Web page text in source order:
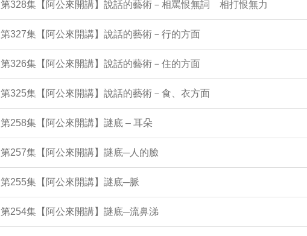
第328集【阿公來開講】說話的藝術－相罵恨無詞 相打恨無力
第327集【阿公來開講】說話的藝術－行的方面
第326集【阿公來開講】說話的藝術－住的方面
第325集【阿公來開講】說話的藝術－食、衣方面
第258集【阿公來開講】謎底 – 耳朵
第257集【阿公來開講】謎底─人的臉
第255集【阿公來開講】謎底─脈
第254集【阿公來開講】謎底─流鼻涕